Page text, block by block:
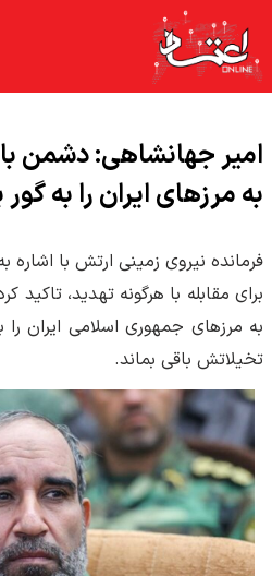
امیر جهانشاهی: دشمن
به مرزهای ایران را به گور
فرمانده نیروی زمینی ارتش با
برای مقابله با هرگونه تهدید،
به مرزهای جمهوری اسلامی ایران را
تخیلاتش باقی بماند.